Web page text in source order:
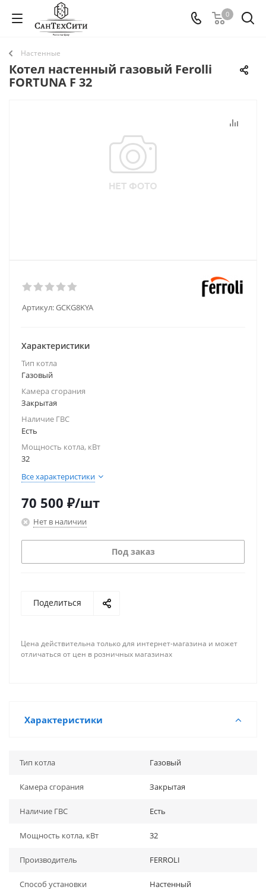
0
Настенные
Котел настенный газовый Ferolli
FORTUNA F 32
Артикул:GCKG8KYA
Характеристики
Тип котла
Газовый
Камера сгорания
Закрытая
Наличие ГВС
Есть
Мощность котла, кВт
32
Все характеристики
70 500 ₽/шт
Нет в наличии
Под заказ
Поделиться
Цена действительна только для интернет-магазина и может
отличаться от цен в розничных магазинах
Характеристики
Тип котла Газовый
Камера сгорания Закрытая
Наличие ГВС Есть
Мощность котла, кВт 32
Производитель FERROLI
Способ установки Настенный